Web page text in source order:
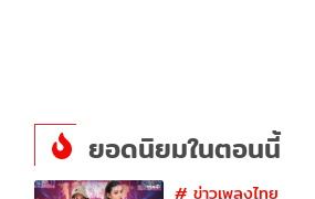
ยอดนิยมในตอนนี้
# ข่าวเพลงไทย